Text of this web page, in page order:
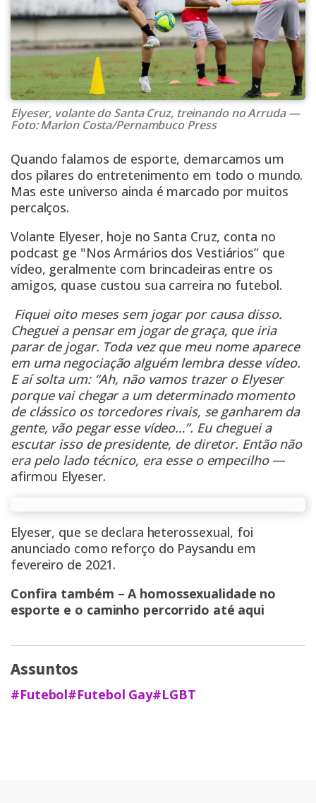
Elyeser, volante do Santa Cruz, treinando no Arruda —
Foto: Marlon Costa/Pernambuco Press
Quando falamos de esporte, demarcamos um
dos pilares do entretenimento em todo o mundo.
Mas este universo ainda é marcado por muitos
percalços.
Volante Elyeser, hoje no Santa Cruz, conta no
podcast ge "Nos Armários dos Vestiários” que
vídeo, geralmente com brincadeiras entre os
amigos, quase custou sua carreira no futebol.
Fiquei oito meses sem jogar por causa disso.
Cheguei a pensar em jogar de graça, que iria
parar de jogar. Toda vez que meu nome aparece
em uma negociação alguém lembra desse vídeo.
E aí solta um: “Ah, não vamos trazer o Elyeser
porque vai chegar a um determinado momento
de clássico os torcedores rivais, se ganharem da
gente, vão pegar esse vídeo…”. Eu cheguei a
escutar isso de presidente, de diretor. Então não
era pelo lado técnico, era esse o empecilho —
afirmou Elyeser.
Elyeser, que se declara heterossexual, foi
anunciado como reforço do Paysandu em
fevereiro de 2021.
Confira também –A homossexualidade no
esporte e o caminho percorrido até aqui
Assuntos
#Futebol#Futebol Gay#LGBT